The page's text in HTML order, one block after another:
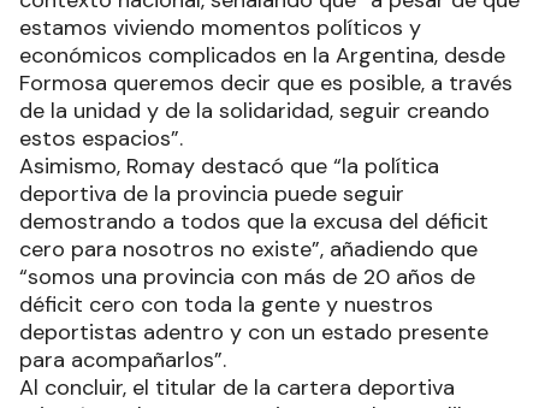
estamos viviendo momentos políticos y
económicos complicados en la Argentina, desde
Formosa queremos decir que es posible, a través
de la unidad y de la solidaridad, seguir creando
estos espacios”.
Asimismo, Romay destacó que “la política
deportiva de la provincia puede seguir
demostrando a todos que la excusa del déficit
cero para nosotros no existe”, añadiendo que
“somos una provincia con más de 20 años de
déficit cero con toda la gente y nuestros
deportistas adentro y con un estado presente
para acompañarlos”.
Al concluir, el titular de la cartera deportiva